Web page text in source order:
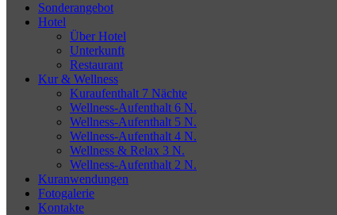
Sonderangebot
Hotel
Über Hotel
Unterkunft
Restaurant
Kur & Wellness
Kuraufenthalt 7 Nächte
Wellness-Aufenthalt 6 N.
Wellness-Aufenthalt 5 N.
Wellness-Aufenthalt 4 N.
Wellness & Relax 3 N.
Wellness-Aufenthalt 2 N.
Kuranwendungen
Fotogalerie
Kontakte